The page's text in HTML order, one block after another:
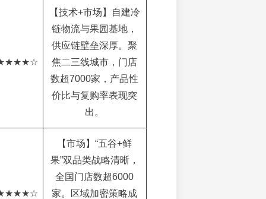
【技术+市场】自建冷
链物流与果园基地，
供应链壁垒深厚。聚
焦二三线城市，门店
数超7000家，产品性
价比与复购率表现突
出。
【市场】“五谷+鲜
果”双品类战略清晰，
全国门店数超6000
家。区域加密策略成